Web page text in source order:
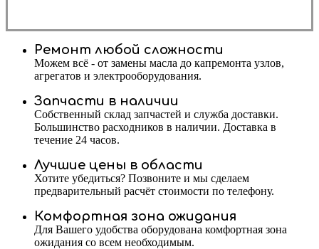
Ремонт любой сложности
Можем всё - от замены масла до капремонта узлов,
агрегатов и электрооборудования.
Запчасти в наличии
Собственный склад запчастей и служба доставки.
Большинство расходников в наличии. Доставка в
течение 24 часов.
Лучшие цены в области
Хотите убедиться? Позвоните и мы сделаем
предварительный расчёт стоимости по телефону.
Комфортная зона ожидания
Для Вашего удобства оборудована комфортная зона
ожидания со всем необходимым.